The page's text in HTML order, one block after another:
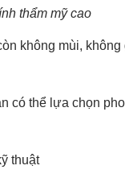
thẩm mỹ cao
không mùi,
có thể lựa chọn